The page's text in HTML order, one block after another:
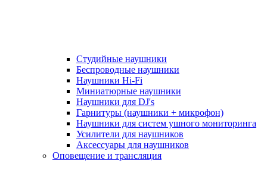
Студийные наушники
Беспроводные наушники
Наушники Hi-Fi
Миниатюрные наушники
Наушники для DJ's
Гарнитуры (наушники + микрофон)
Наушники для систем ушного мониторинга
Усилители для наушников
Аксессуары для наушников
Оповещение и трансляция